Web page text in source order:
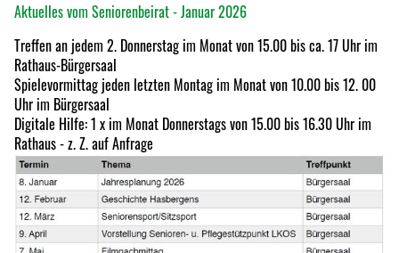
Aktuelles vom Seniorenbeirat - Januar 2026
Treffen an jedem 2. Donnerstag im Monat von 15.00 bis ca. 17 Uhr im
Rathaus-Bürgersaal
Spielevormittag jeden letzten Montag im Monat von 10.00 bis 12. 00
Uhr im Bürgersaal
Digitale Hilfe: 1 x im Monat Donnerstags von 15.00 bis 16.30 Uhr im
Rathaus - z. Z. auf Anfrage